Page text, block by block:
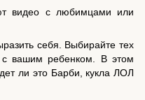
видео с любимцами или
себя. Выбирайте тех
с вашим ребенком. В этом
ли это Барби, кукла ЛОЛ